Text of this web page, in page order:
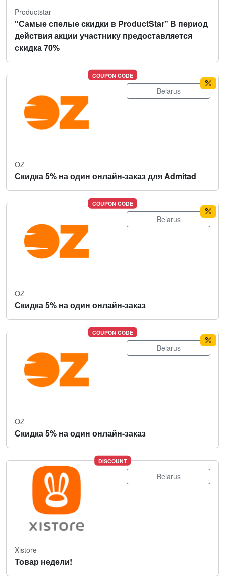
Productstar
"Самые спелые скидки в ProductStar" В период
действия акции участнику предоставляется
скидка 70%
COUPON CODE
Belarus
OZ
Скидка 5% на один онлайн-заказ для Admitad
COUPON CODE
Belarus
OZ
Скидка 5% на один онлайн-заказ
COUPON CODE
Belarus
OZ
Скидка 5% на один онлайн-заказ
DISCOUNT
Belarus
Xistore
Товар недели!